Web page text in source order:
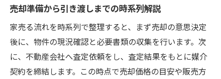
売却準備から引き渡しまでの時系列解説
家売る流れを時系列で整理すると、まず売却の意思決定
後に、物件の現況確認と必要書類の収集を行います。次
に、不動産会社へ査定依頼をし、査定結果をもとに媒介
契約を締結します。この時点で売却価格の目安や販売方